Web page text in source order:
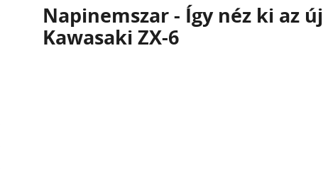
Napinemszar - Így néz ki az új
Kawasaki ZX-6